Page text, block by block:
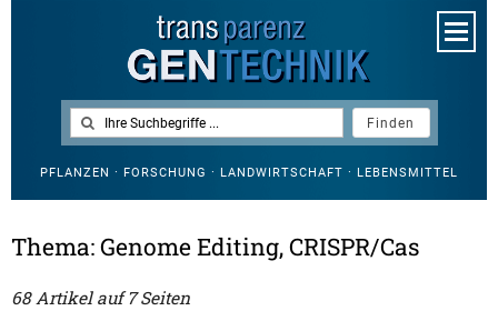
PFLANZEN · FORSCHUNG · LANDWIRTSCHAFT · LEBENSMITTEL
Thema: Genome Editing, CRISPR/Cas
68 Artikel auf 7 Seiten